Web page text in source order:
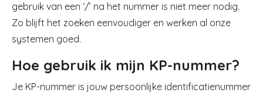
gebruik van een ‘/’ na het nummer is niet meer nodig.
Zo blijft het zoeken eenvoudiger en werken al onze
systemen goed.
Hoe gebruik ik mijn KP-nummer?
Je KP-nummer is jouw persoonlijke identificatienummer